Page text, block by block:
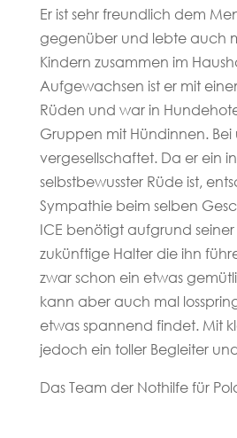
Er ist sehr freundlich dem
gegenüber und lebte auch
Kindern zusammen im
Aufgewachsen ist er mit
Rüden und war in
Gruppen mit Hündinnen. Bei
vergesellschaftet. Da er ein
selbstbewusster Rüde ist,
Sympathie beim selben
ICE benötigt aufgrund
zukünftige Halter die ihn
zwar schon ein etwas
kann aber auch mal
etwas spannend findet. Mit
jedoch ein toller Begleiter
Das Team der Nothilfe für